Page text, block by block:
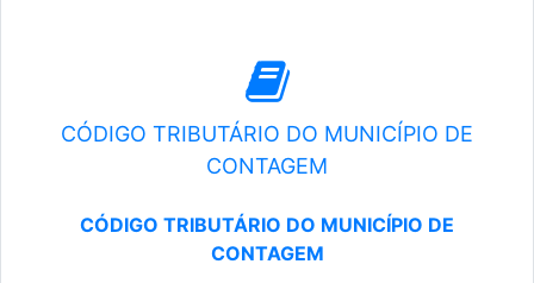
CÓDIGO TRIBUTÁRIO DO MUNICÍPIO DE
CONTAGEM
CÓDIGO TRIBUTÁRIO DO MUNICÍPIO DE
CONTAGEM